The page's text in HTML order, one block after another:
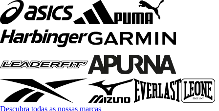
Descubra todas as nossas marcas